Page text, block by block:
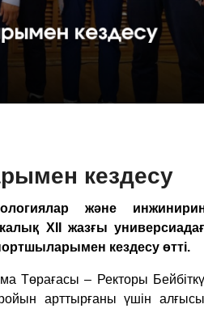
кездесу
және
ХІІ жазғы
кездесу өтті.
Төрағасы – Ректоры
арттырғаны үшін